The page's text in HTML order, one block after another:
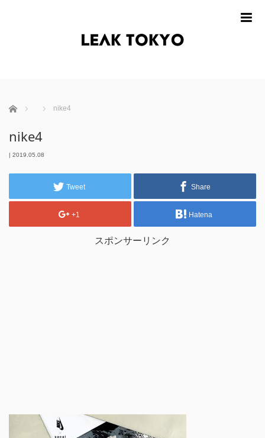
ホーム nike4
nike4
| 2019.05.08
Tweet Share
+1 Hatena
スポンサーリンク